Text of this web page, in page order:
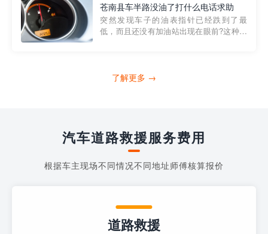
越者小程序是一款专门解决汽车没油问题
的在线服务平台。通过...
苍南县车半路没油了打什么电话求助
突然发现车子的油表指针已经跌到了最
低，而且还没有加油站出现在眼前?这种情
打4006363122请求送油人员来帮助你。
了解更多 →
汽车道路救援服务费用
根据车主现场不同情况不同地址师傅核算报价
道路救援